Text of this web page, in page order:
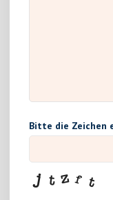
Bitte die Zeichen